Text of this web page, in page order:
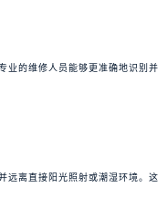
业的维修人员能够更准确地识别并
远离直接阳光照射或潮湿环境。这